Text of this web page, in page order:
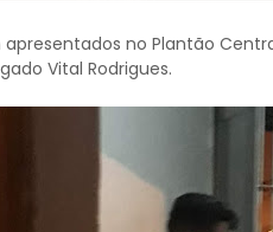
no Plantão
Vital Rodrigues.